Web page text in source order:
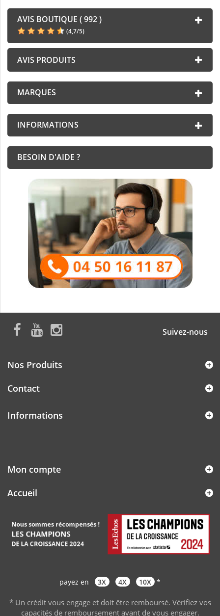
AVIS BOUTIQUE ( 992 )
(4,7/5)
AVIS PRODUITS
MARQUES
INFORMATIONS
BESOIN D'AIDE ?
Suivez-nous
Nos Produits
Contact
Informations
Mon compte
Accueil
payez en 3X 4X 10X *
* Un crédit vous engage et doit être remboursé. Vérifiez vos
capacités de remboursement avant de vous engager.